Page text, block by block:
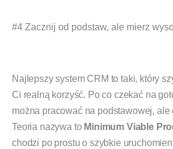
#4 Zacznij od podstaw, ale mierz
Najlepszy system CRM to taki, który
Ci realną korzyść. Po co czekać na
można pracować na podstawowej,
Teoria nazywa to Minimum Viable
chodzi po prostu o szybkie